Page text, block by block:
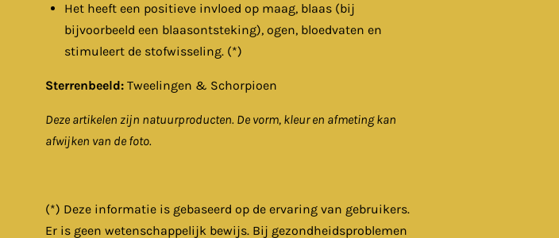
Het heeft een positieve invloed op maag, blaas (bij
bijvoorbeeld een blaasontsteking), ogen, bloedvaten en
stimuleert de stofwisseling. (*)
Sterrenbeeld: Tweelingen & Schorpioen
Deze artikelen zijn natuurproducten. De vorm, kleur en afmeting kan
afwijken van de foto.
(*) Deze informatie is gebaseerd op de ervaring van gebruikers.
Er is geen wetenschappelijk bewijs. Bij gezondheidsproblemen